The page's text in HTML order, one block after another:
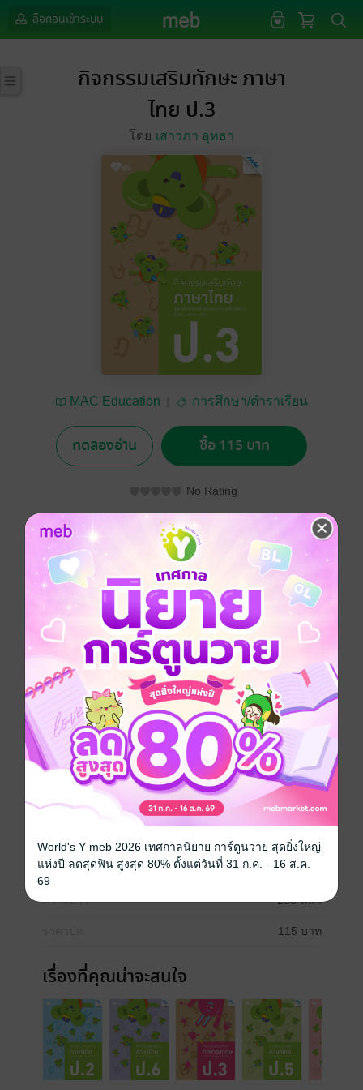
ล็อกอินเข้าระบบ
กิจกรรมเสริมทักษะ ภาษา
ไทย ป.3
โดย เสาวภา อุทธา
MAC Education การศึกษา/ตำราเรียน
ทดลองอ่าน ซื้อ 115 บาท
No Rating
อยากได้ ซื้อเป็นของขวัญ แชร์
หนังสือคู่มือ กิจกรรมเสริมทักษะ ภาษาไทย ป.3 เล่มนี้
นักเรียนสามารถเสริมสร้างทักษะต่างๆ ได้ด้วยตนเอง โดย
กิจกรรมจะมีทั้งแบบอัตนัยและปรนัยหลากหลาย เป็นการ
เรียนรู้ที่มาคู่กับความสนุกไม่น่าเบื่อ ซึ่งนอกจากนักเรียนจะ
ใช้ทบทวนฝึกฝนแล้ว คุณครูยังสามารถนำไปใช้ประกอบ
การเรียนการสอนในชั้นเรียน ให้นักเรียนได้ทำแบบฝึกหัด
และแบบทดสอบ เพื่อฝึกปฏิบัติและประเมินผลได้จริงตาม
มาตรฐานการเรียนรู้และตัวชี้วัดชั้นปีได้อีกด้วย
ภาษาไทย หนังสือเรียน ป.3
วันที่วางขาย 15 พฤศจิกายน 2566
ความยาว 288 หน้า
115 บาท
เรื่องที่คุณน่าจะสนใจ
World's Y meb 2026 เทศกาลนิยาย การ์ตูนวาย สุดยิ่งใหญ่
แห่งปี ลดสุดฟิน สูงสุด 80% ตั้งแต่วันที่ 31 ก.ค. - 16 ส.ค.
69